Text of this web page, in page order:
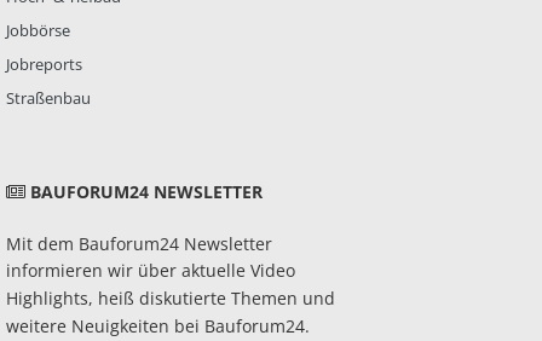
Jobbörse
Jobreports
Straßenbau
BAUFORUM24 NEWSLETTER
Mit dem Bauforum24 Newsletter
informieren wir über aktuelle Video
Highlights, heiß diskutierte Themen und
weitere Neuigkeiten bei Bauforum24.